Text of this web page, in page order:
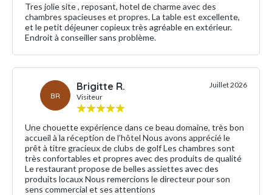
Tres jolie site , reposant, hotel de charme avec des
chambres spacieuses et propres. La table est excellente,
et le petit déjeuner copieux très agréable en extérieur.
Endroit à conseiller sans problème.
BR
Brigitte R.
Visiteur
Juillet 2026
Une chouette expérience dans ce beau domaine, très bon
accueil à la réception de l’hôtel Nous avons apprécié le
prêt à titre gracieux de clubs de golf Les chambres sont
très confortables et propres avec des produits de qualité
Le restaurant propose de belles assiettes avec des
produits locaux Nous remercions le directeur pour son
sens commercial et ses attentions